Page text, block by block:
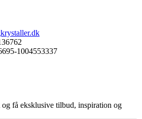
1004553337
få eksklusive tilbud, inspiration og